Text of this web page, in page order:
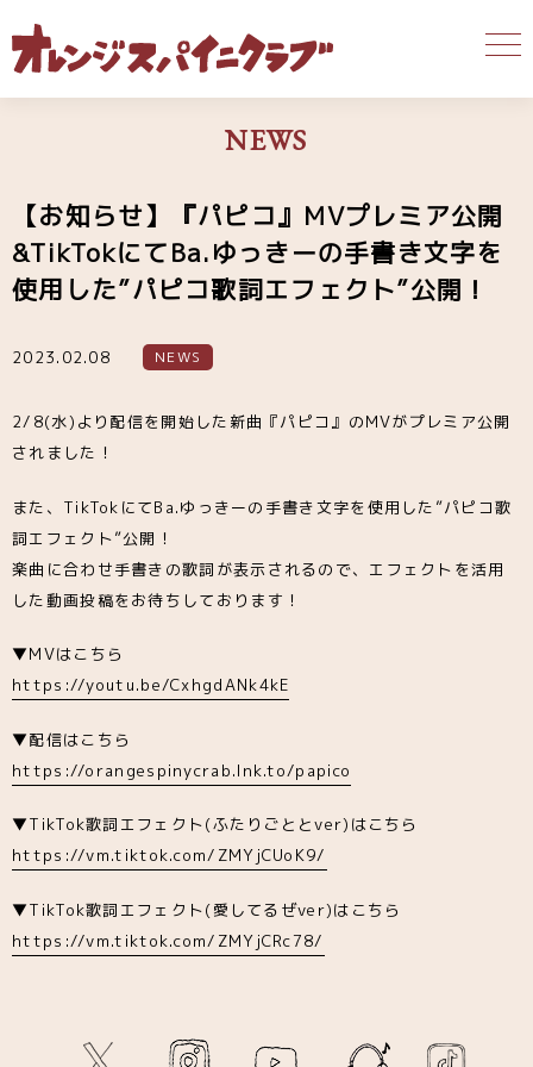
NEWS
【お知らせ】『パピコ』MVプレミア公開
&TikTokにてBa.ゆっきーの手書き文字を
使用した”パピコ歌詞エフェクト”公開！
2023.02.08 NEWS
2/8(水)より配信を開始した新曲『パピコ』のMVがプレミア公開
されました！
また、TikTokにてBa.ゆっきーの手書き文字を使用した”パピコ歌
詞エフェクト”公開！
楽曲に合わせ手書きの歌詞が表示されるので、エフェクトを活用
した動画投稿をお待ちしております！
▼MVはこちら
https://youtu.be/CxhgdANk4kE
▼配信はこちら
https://orangespinycrab.lnk.to/papico
▼TikTok歌詞エフェクト(ふたりごととver)はこちら
https://vm.tiktok.com/ZMYjCUoK9/
▼TikTok歌詞エフェクト(愛してるぜver)はこちら
https://vm.tiktok.com/ZMYjCRc78/